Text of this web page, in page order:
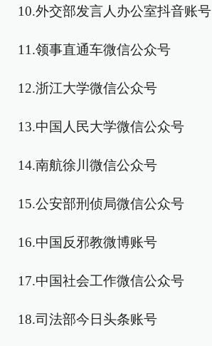
10.外交部发言人办公室抖音账号
11.领事直通车微信公众号
12.浙江大学微信公众号
13.中国人民大学微信公众号
14.南航徐川微信公众号
15.公安部刑侦局微信公众号
16.中国反邪教微博账号
17.中国社会工作微信公众号
18.司法部今日头条账号